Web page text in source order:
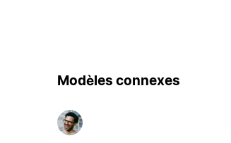
Modèles connexes